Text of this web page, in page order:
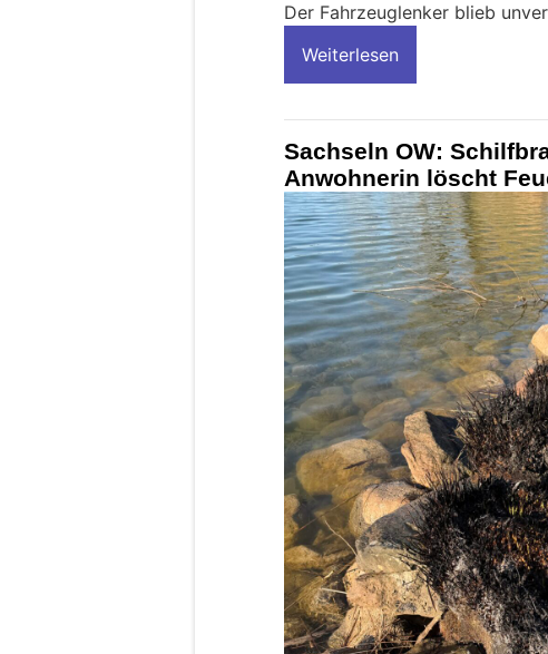
Der Fahrzeuglenker blieb
Weiterlesen
Sachseln OW:
Anwohnerin löscht